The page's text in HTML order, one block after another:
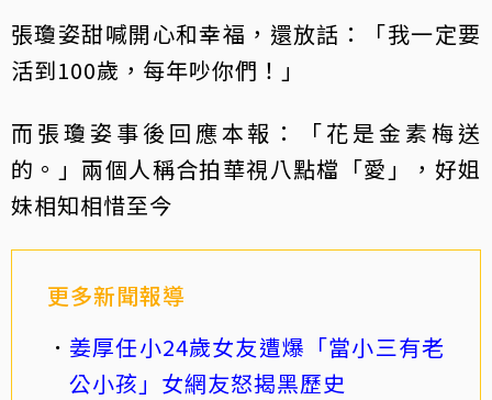
張瓊姿甜喊開心和幸福，還放話：「我一定要
活到100歲，每年吵你們！」
而張瓊姿事後回應本報：「花是金素梅送
的。」兩個人稱合拍華視八點檔「愛」，好姐
妹相知相惜至今
更多新聞報導
姜厚任小24歲女友遭爆「當小三有老
公小孩」女網友怒揭黑歷史